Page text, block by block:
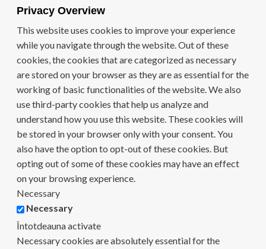
Privacy Overview
This website uses cookies to improve your experience
while you navigate through the website. Out of these
cookies, the cookies that are categorized as necessary
are stored on your browser as they are as essential for the
working of basic functionalities of the website. We also
use third-party cookies that help us analyze and
understand how you use this website. These cookies will
be stored in your browser only with your consent. You
also have the option to opt-out of these cookies. But
opting out of some of these cookies may have an effect
on your browsing experience.
Necessary
Necessary
Întotdeauna activate
Necessary cookies are absolutely essential for the